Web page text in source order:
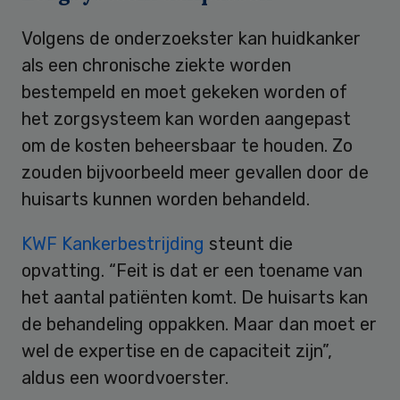
Volgens de onderzoekster kan huidkanker
als een chronische ziekte worden
bestempeld en moet gekeken worden of
het zorgsysteem kan worden aangepast
om de kosten beheersbaar te houden. Zo
zouden bijvoorbeeld meer gevallen door de
huisarts kunnen worden behandeld.
KWF Kankerbestrijding steunt die
opvatting. “Feit is dat er een toename van
het aantal patiënten komt. De huisarts kan
de behandeling oppakken. Maar dan moet er
wel de expertise en de capaciteit zijn”,
aldus een woordvoerster.